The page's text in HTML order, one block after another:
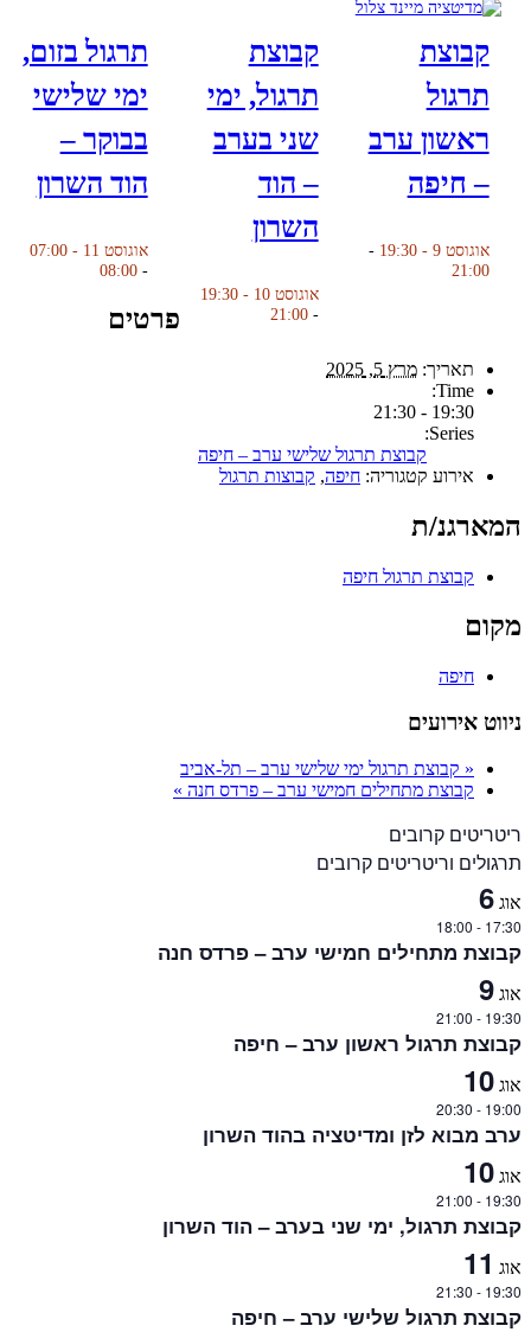
קבוצת
תרגול
ראשון ערב
– חיפה
אוגוסט 9 - 19:30
-
21:00
קבוצת
תרגול, ימי
שני בערב
– הוד
השרון
אוגוסט 10 - 19:30
-
21:00
תרגול בזום,
ימי שלישי
בבוקר –
הוד השרון
אוגוסט 11 - 07:00
-
08:00
פרטים
תאריך: מרץ 5, 2025
Time:
19:30 - 21:30
Series:
קבוצת תרגול שלישי ערב – חיפה
אירוע קטגוריה: חיפה, קבוצות תרגול
המארגנ/ת
קבוצת תרגול חיפה
מקום
חיפה
ניווט אירועים
« קבוצת תרגול ימי שלישי ערב – תל-אביב
קבוצת מתחילים חמישי ערב – פרדס חנה »
ריטריטים קרובים
תרגולים וריטריטים קרובים
אוג 6
17:30
-
18:00
קבוצת מתחילים חמישי ערב – פרדס חנה
אוג 9
19:30
-
21:00
קבוצת תרגול ראשון ערב – חיפה
אוג 10
19:00
-
20:30
ערב מבוא לזן ומדיטציה בהוד השרון
אוג 10
19:30
-
21:00
קבוצת תרגול, ימי שני בערב – הוד השרון
אוג 11
19:30
-
21:30
קבוצת תרגול שלישי ערב – חיפה